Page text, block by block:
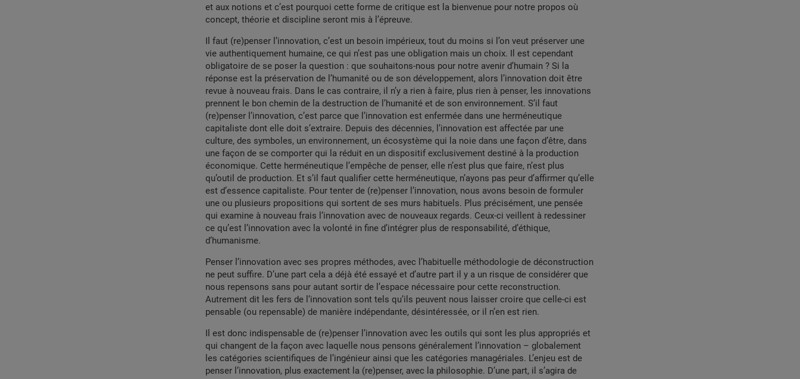
et aux notions et c’est pourquoi cette forme de critique est la bienvenue pour notre propos où
concept, théorie et discipline seront mis à l’épreuve.
Il faut (re)penser l’innovation, c’est un besoin impérieux, tout du moins si l’on veut préserver une
vie authentiquement humaine, ce qui n’est pas une obligation mais un choix. Il est cependant
obligatoire de se poser la question : que souhaitons-nous pour notre avenir d’humain ? Si la
réponse est la préservation de l’humanité ou de son développement, alors l’innovation doit être
revue à nouveau frais. Dans le cas contraire, il n’y a rien à faire, plus rien à penser, les innovations
prennent le bon chemin de la destruction de l’humanité et de son environnement. S’il faut
(re)penser l’innovation, c’est parce que l’innovation est enfermée dans une herméneutique
capitaliste dont elle doit s’extraire. Depuis des décennies, l’innovation est affectée par une
culture, des symboles, un environnement, un écosystème qui la noie dans une façon d’être, dans
une façon de se comporter qui la réduit en un dispositif exclusivement destiné à la production
économique. Cette herméneutique l’empêche de penser, elle n’est plus que faire, n’est plus
qu’outil de production. Et s’il faut qualifier cette herméneutique, n’ayons pas peur d’affirmer qu’elle
est d’essence capitaliste. Pour tenter de (re)penser l’innovation, nous avons besoin de formuler
une ou plusieurs propositions qui sortent de ses murs habituels. Plus précisément, une pensée
qui examine à nouveau frais l’innovation avec de nouveaux regards. Ceux-ci veillent à redessiner
ce qu’est l’innovation avec la volonté in fine d’intégrer plus de responsabilité, d’éthique,
d’humanisme.
Penser l’innovation avec ses propres méthodes, avec l’habituelle méthodologie de déconstruction
ne peut suffire. D’une part cela a déjà été essayé et d’autre part il y a un risque de considérer que
nous repensons sans pour autant sortir de l’espace nécessaire pour cette reconstruction.
Autrement dit les fers de l’innovation sont tels qu’ils peuvent nous laisser croire que celle-ci est
pensable (ou repensable) de manière indépendante, désintéressée, or il n’en est rien.
Il est donc indispensable de (re)penser l’innovation avec les outils qui sont les plus appropriés et
qui changent de la façon avec laquelle nous pensons généralement l’innovation – globalement
les catégories scientifiques de l’ingénieur ainsi que les catégories managériales. L’enjeu est de
penser l’innovation, plus exactement la (re)penser, avec la philosophie. D’une part, il s’agira de